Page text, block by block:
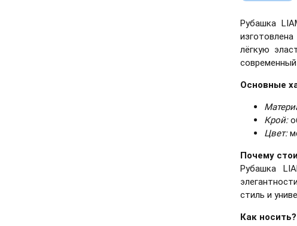
Рубашка
лёгкую
Основные
Крой:
Цвет:
Почему
Рубашка
стиль и
Как носить?